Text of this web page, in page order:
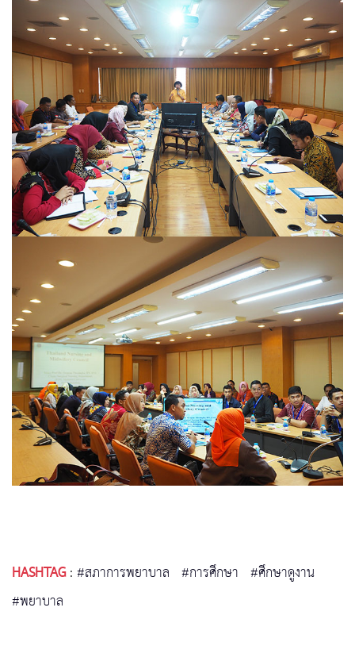
HASHTAG:#สภาการพยาบาล #การศึกษา #ศึกษาดูงาน
#พยาบาล